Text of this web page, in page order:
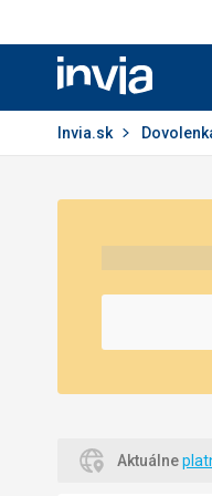
Invia.sk
Invia.sk
Aktuálne